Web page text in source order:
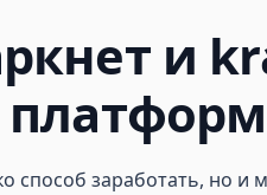
и
заработать, но